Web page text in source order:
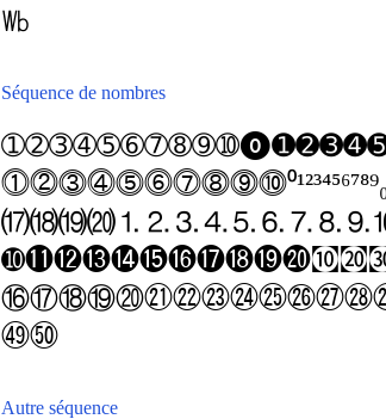
㏝
Séquence de nombres
➀➁➂➃➄➅➆➇➈➉⓿➊➋➌➍
⓵⓶⓷⓸⓹⓺⓻⓼⓽⓾⁰¹²³⁴⁵⁶⁷⁸⁹
⒄⒅⒆⒇⒈ ⒉ ⒊⒋⒌ ⒍ ⒎ ⒏ ⒐
➓⓫⓬⓭⓮⓯⓰⓱⓲⓳⓴㉈㉉
⑯⑰⑱⑲⑳㉑㉒㉓㉔㉕㉖㉗㉘
㊾㊿
Autre séquence